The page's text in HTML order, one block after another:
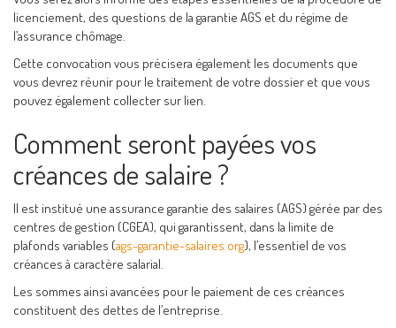
licenciement, des questions de la garantie AGS et du régime de
l’assurance chômage.
Cette convocation vous précisera également les documents que
vous devrez réunir pour le traitement de votre dossier et que vous
pouvez également collecter sur lien.
Comment seront payées vos
créances de salaire ?
Il est institué une assurance garantie des salaires (AGS) gérée par des
centres de gestion (CGEA), qui garantissent, dans la limite de
plafonds variables (ags-garantie-salaires.org), l’essentiel de vos
créances à caractère salarial.
Les sommes ainsi avancées pour le paiement de ces créances
constituent des dettes de l’entreprise.